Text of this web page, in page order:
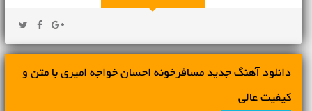
دانلود آهنگ جديد مسافرخونه احسان خواجه امیری با متن و
کیفیت عالی